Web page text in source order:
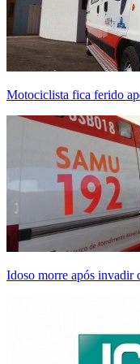
Motociclista fica ferido
Idoso morre após invadir